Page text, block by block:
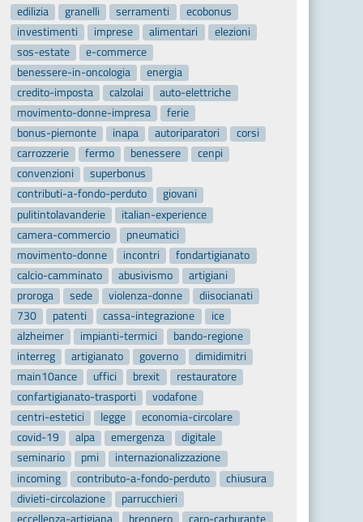
edilizia granelli serramenti
ecobonus
investimenti
imprese alimentari
elezioni
sos-estate
e-commerce
benessere-in-oncologia
energia
credito-imposta
calzolai
auto-elettriche
movimento-donne-impresa
ferie
bonus-piemonte
inapa autoriparatori
corsi
carrozzerie
fermo benessere
cenpi
convenzioni
superbonus
contributi-a-fondo-perduto
giovani
pulitintolavanderie
italian-experience
camera-commercio
pneumatici
movimento-donne
incontri
fondartigianato
calcio-camminato
abusivismo
artigiani
proroga
sede violenza-donne
diisocianati
730
patenti cassa-integrazione
ice
alzheimer
impianti-termici
bando-regione
interreg
artigianato governo
dimidimitri
main10ance
uffici brexit
restauratore
confartigianato-trasporti
vodafone
centri-estetici
legge
economia-circolare
covid-19
alpa emergenza
digitale
seminario
pmi
internazionalizzazione
incoming
contributo-a-fondo-perduto
chiusura
divieti-circolazione
parrucchieri
eccellenza-artigiana
brennero
caro-carburante